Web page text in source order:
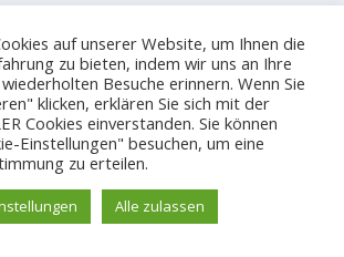
Hamburger und Germania Ruder Club
Spendenkonto Datenschutzerklärung
auf unserer Website, um Ihnen die
zu bieten, indem wir uns an Ihre
Besuche erinnern. Wenn Sie
klicken, erklären Sie sich mit der
Cookies einverstanden. Sie können
Einstellungen" besuchen, um eine
zu erteilen.
Alle zulassen